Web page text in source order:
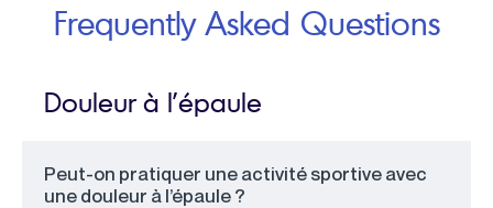
Frequently Asked Questions
Douleur à l’épaule
Peut-on pratiquer une activité sportive avec
une douleur à l’épaule ?